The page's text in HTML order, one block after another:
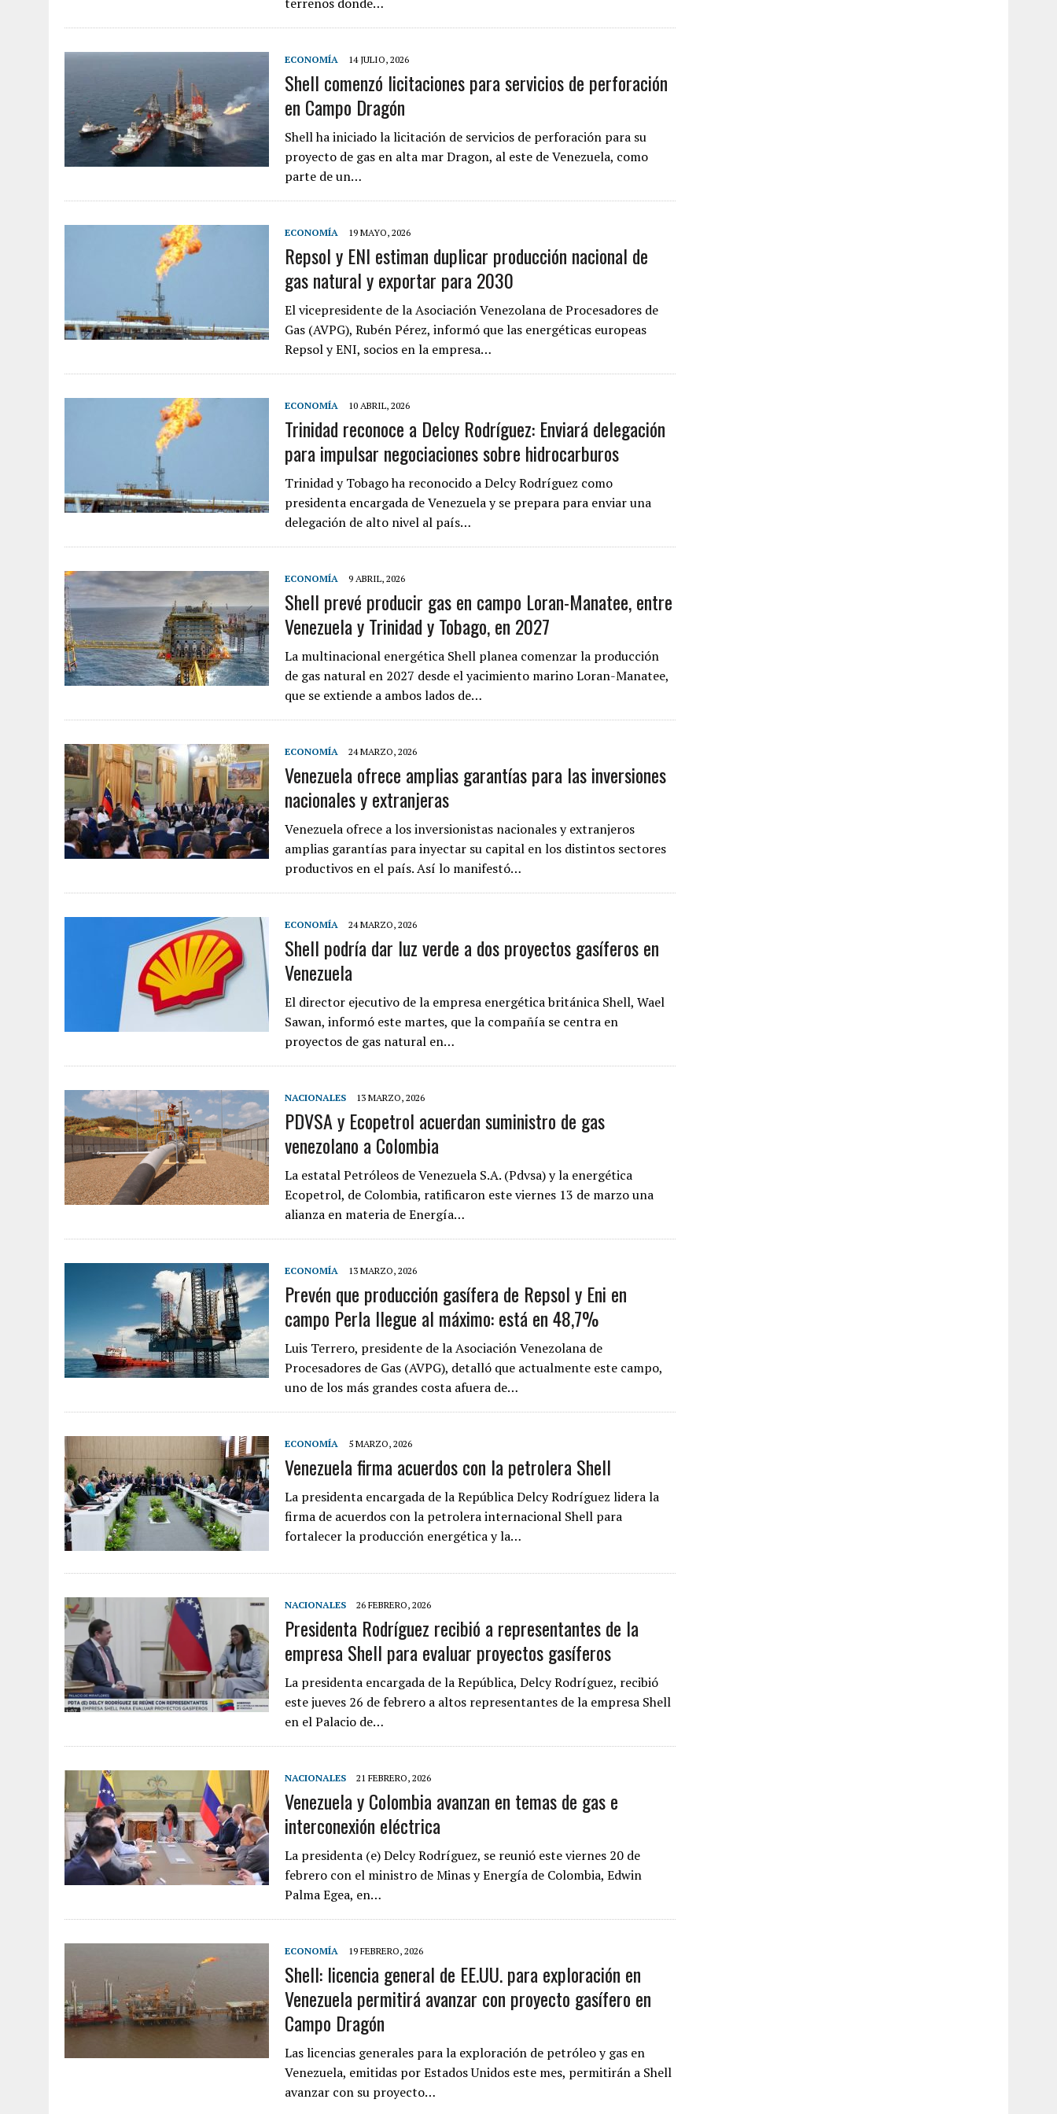
ECONOMÍA 14 JULIO, 2026
Shell comenzó licitaciones para servicios de perforación
en Campo Dragón
Shell ha iniciado la licitación de servicios de perforación para su
proyecto de gas en alta mar Dragon, al este de Venezuela, como
parte de un…
ECONOMÍA 19 MAYO, 2026
Repsol y ENI estiman duplicar producción nacional de
gas natural y exportar para 2030
El vicepresidente de la Asociación Venezolana de Procesadores de
Gas (AVPG), Rubén Pérez, informó que las energéticas europeas
Repsol y ENI, socios en la empresa…
ECONOMÍA 10 ABRIL, 2026
Trinidad reconoce a Delcy Rodríguez: Enviará delegación
para impulsar negociaciones sobre hidrocarburos
Trinidad y Tobago ha reconocido a Delcy Rodríguez como
presidenta encargada de Venezuela y se prepara para enviar una
delegación de alto nivel al país…
ECONOMÍA 9 ABRIL, 2026
Shell prevé producir gas en campo Loran-Manatee, entre
Venezuela y Trinidad y Tobago, en 2027
La multinacional energética Shell planea comenzar la producción
de gas natural en 2027 desde el yacimiento marino Loran-Manatee,
que se extiende a ambos lados de…
ECONOMÍA 24 MARZO, 2026
Venezuela ofrece amplias garantías para las inversiones
nacionales y extranjeras
Venezuela ofrece a los inversionistas nacionales y extranjeros
amplias garantías para inyectar su capital en los distintos sectores
productivos en el país. Así lo manifestó…
ECONOMÍA 24 MARZO, 2026
Shell podría dar luz verde a dos proyectos gasíferos en
Venezuela
El director ejecutivo de la empresa energética británica Shell, Wael
Sawan, informó este martes, que la compañía se centra en
proyectos de gas natural en…
NACIONALES 13 MARZO, 2026
PDVSA y Ecopetrol acuerdan suministro de gas
venezolano a Colombia
La estatal Petróleos de Venezuela S.A. (Pdvsa) y la energética
Ecopetrol, de Colombia, ratificaron este viernes 13 de marzo una
alianza en materia de Energía…
ECONOMÍA 13 MARZO, 2026
Prevén que producción gasífera de Repsol y Eni en
campo Perla llegue al máximo: está en 48,7%
Luis Terrero, presidente de la Asociación Venezolana de
Procesadores de Gas (AVPG), detalló que actualmente este campo,
uno de los más grandes costa afuera de…
ECONOMÍA 5 MARZO, 2026
Venezuela firma acuerdos con la petrolera Shell
La presidenta encargada de la República Delcy Rodríguez lidera la
firma de acuerdos con la petrolera internacional Shell para
fortalecer la producción energética y la…
NACIONALES 26 FEBRERO, 2026
Presidenta Rodríguez recibió a representantes de la
empresa Shell para evaluar proyectos gasíferos
La presidenta encargada de la República, Delcy Rodríguez, recibió
este jueves 26 de febrero a altos representantes de la empresa Shell
en el Palacio de…
NACIONALES 21 FEBRERO, 2026
Venezuela y Colombia avanzan en temas de gas e
interconexión eléctrica
La presidenta (e) Delcy Rodríguez, se reunió este viernes 20 de
febrero con el ministro de Minas y Energía de Colombia, Edwin
Palma Egea, en…
ECONOMÍA 19 FEBRERO, 2026
Shell: licencia general de EE.UU. para exploración en
Venezuela permitirá avanzar con proyecto gasífero en
Campo Dragón
Las licencias generales para la exploración de petróleo y gas en
Venezuela, emitidas por Estados Unidos este mes, permitirán a Shell
avanzar con su proyecto…